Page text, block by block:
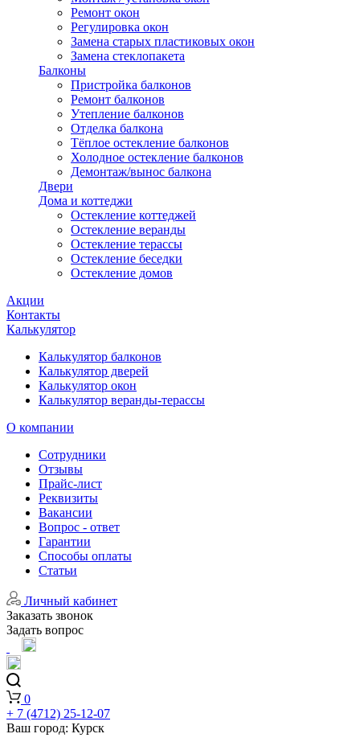
Ремонт окон
Регулировка окон
Замена старых пластиковых окон
Замена стеклопакета
Балконы
Пристройка балконов
Ремонт балконов
Утепление балконов
Отделка балкона
Тёплое остекление балконов
Холодное остекление балконов
Демонтаж/вынос балкона
Двери
Дома и коттеджи
Остекление коттеджей
Остекление веранды
Остекление терассы
Остекление беседки
Остекление домов
Акции
Контакты
Калькулятор
Калькулятор балконов
Калькулятор дверей
Калькулятор окон
Калькулятор веранды-терассы
О компании
Сотрудники
Отзывы
Прайс-лист
Реквизиты
Вакансии
Вопрос - ответ
Гарантии
Способы оплаты
Статьи
Личный кабинет
Заказать звонок
Задать вопрос
0
+ 7 (4712) 25-12-07
Ваш город: Курск